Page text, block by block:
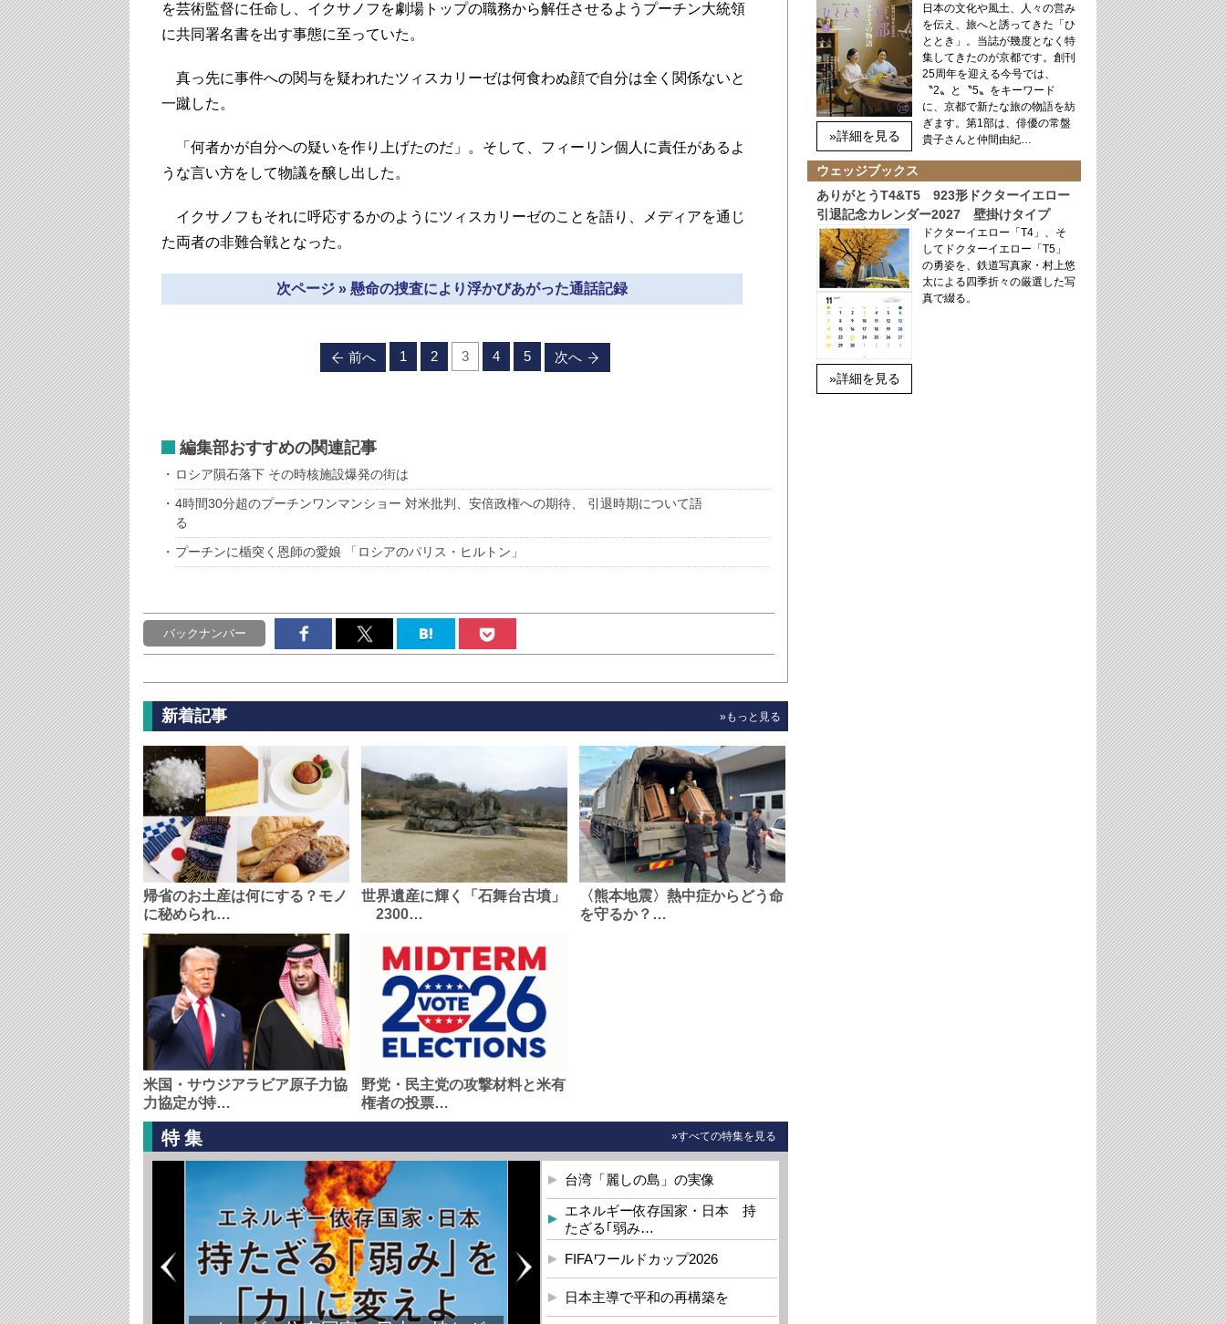
を芸術監督に任命し、イクサノフを劇場トップの職務から解任させるようプーチン大統領
に共同署名書を出す事態に至っていた。
真っ先に事件への関与を疑われたツィスカリーゼは何食わぬ顔で自分は全く関係ないと
一蹴した。
「何者かが自分への疑いを作り上げたのだ」。そして、フィーリン個人に責任があるよ
うな言い方をして物議を醸し出した。
イクサノフもそれに呼応するかのようにツィスカリーゼのことを語り、メディアを通じ
た両者の非難合戦となった。
次ページ » 懸命の捜査により浮かびあがった通話記録
前へ 1 2 3 4 5 次へ
編集部おすすめの関連記事
ロシア隕石落下 その時核施設爆発の街は
4時間30分超のプーチンワンマンショー 対米批判、安倍政権への期待、 引退時期について語
る
プーチンに楯突く恩師の愛娘 「ロシアのパリス・ヒルトン」
バックナンバー
新着記事 »もっと見る
帰省のお土産は何にする？モノ
に秘められ…
世界遺産に輝く「石舞台古墳」
2300…
〈熊本地震〉熱中症からどう命
を守るか？…
米国・サウジアラビア原子力協
力協定が持…
野党・民主党の攻撃材料と米有
権者の投票…
特集 »すべての特集を見る
台湾「麗しの島」の実像
エネルギー依存国家・日本 持
たざる｢弱み…
FIFAワールドカップ2026
日本主導で平和の再構築を
»詳細を見る
日本の文化や風土、人々の営み
を伝え、旅へと誘ってきた「ひ
ととき」。当誌が幾度となく特
集してきたのが京都です。創刊
25周年を迎える今号では、
〝2〟と〝5〟をキーワード
に、京都で新たな旅の物語を紡
ぎます。第1部は、俳優の常盤
貴子さんと仲間由紀…
ウェッジブックス
ありがとうT4&T5 923形ドクターイエロー
引退記念カレンダー2027 壁掛けタイプ
»詳細を見る
ドクターイエロー「T4」、そ
してドクターイエロー「T5」
の勇姿を、鉄道写真家・村上悠
太による四季折々の厳選した写
真で綴る。